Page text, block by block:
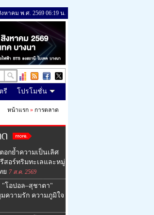
หาคม พ.ศ. 2569 06:19 น.
รี โปรโมชั่น
หน้าแรก » การตลาด
อกย้ำความเป็นเลิศ
สอร์ทริมทะเลและหมู่
ย 7 ส.ค. 2569
โอปอล–สุชาตา"
ความรัก ความภูมิใจ